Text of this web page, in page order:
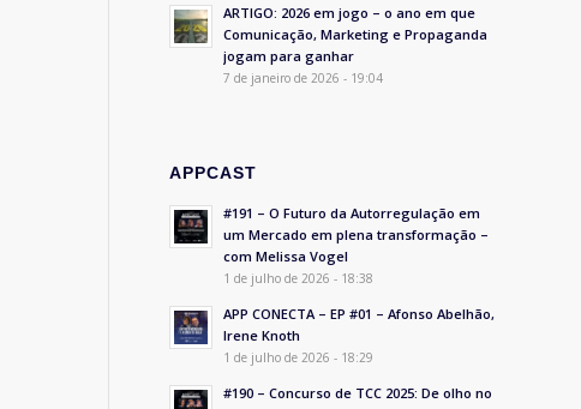
ARTIGO: 2026 em jogo – o ano em que
Comunicação, Marketing e Propaganda
jogam para ganhar
7 de janeiro de 2026 - 19:04
APPCAST
#191 – O Futuro da Autorregulação em
um Mercado em plena transformação –
com Melissa Vogel
1 de julho de 2026 - 18:38
APP CONECTA – EP #01 – Afonso Abelhão,
Irene Knoth
1 de julho de 2026 - 18:29
#190 – Concurso de TCC 2025: De olho no